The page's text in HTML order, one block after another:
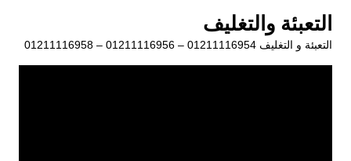
المحتوى
التعبئة والتغليف
التعبئة و التغليف 01211116954 – 01211116956 – 01211116958